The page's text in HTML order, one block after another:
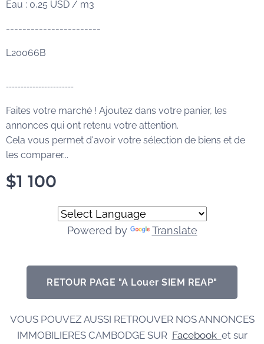
Eau : 0,25 USD / m3
-----------------------
L20066B
-----------------------
Faites votre marché ! Ajoutez dans votre panier, les
annonces qui ont retenu votre attention.
Cela vous permet d'avoir votre sélection de biens et de
les comparer...
$1 100
Powered by Translate
RETOUR PAGE "A Louer SIEM REAP"
VOUS POUVEZ AUSSI RETROUVER NOS ANNONCES
IMMOBILIERES CAMBODGE SUR Facebook et sur